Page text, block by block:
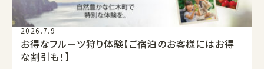
2026.7.9
お得なフルーツ狩り体験【ご宿泊のお客様にはお得
な割引も！】